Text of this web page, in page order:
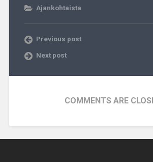
Ajankohtaista
Previous post
Next post
COMMENTS ARE